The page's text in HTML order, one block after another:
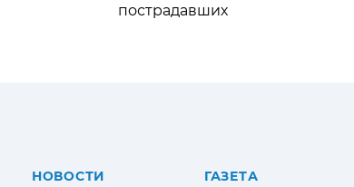
пострадавших
НОВОСТИ ГАЗЕТА